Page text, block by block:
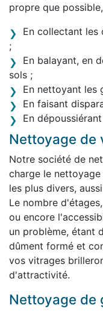
propre que
En collectant les
;
En balayant, en
sols ;
En nettoyant les
En faisant
En
Nettoyage de
Notre société de
charge le
les plus divers,
Le nombre
ou encore
un problème, étant
dûment formé et
vos vitrages
d'attractivité.
Nettoyage de